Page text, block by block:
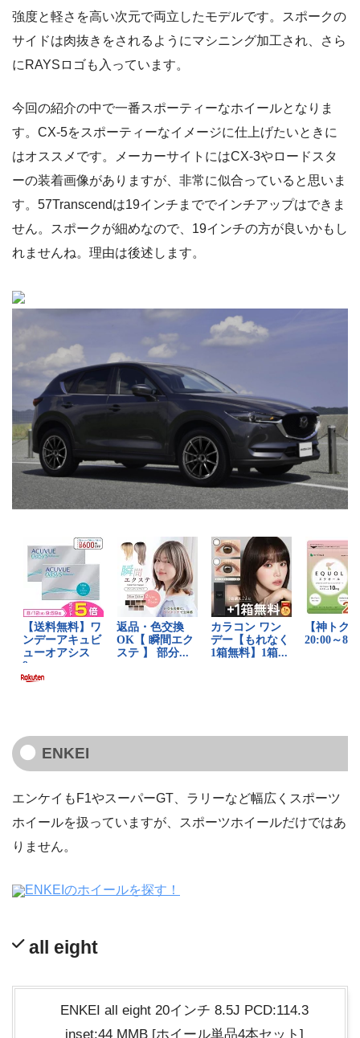
強度と軽さを高い次元で両立したモデルです。スポークの
サイドは肉抜きをされるようにマシニング加工され、さら
にRAYSロゴも入っています。
今回の紹介の中で一番スポーティーなホイールとなりま
す。CX-5をスポーティーなイメージに仕上げたいときに
はオススメです。メーカーサイトにはCX-3やロードスタ
ーの装着画像がありますが、非常に似合っていると思いま
す。57Transcendは19インチまででインチアップはできま
せん。スポークが細めなので、19インチの方が良いかもし
れませんね。理由は後述します。
ENKEI
エンケイもF1やスーパーGT、ラリーなど幅広くスポーツ
ホイールを扱っていますが、スポーツホイールだけではあ
りません。
ENKEIのホイールを探す！
all eight
ENKEI all eight 20インチ 8.5J PCD:114.3
inset:44 MMB [ホイール単品4本セット]